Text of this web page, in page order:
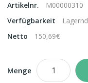
Artikelnr.
M00000310
Verfügbarkeit
Lagernd
Netto
150,69€
Menge